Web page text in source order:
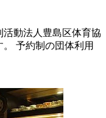
動法人豊島区体育協
予約制の団体利用